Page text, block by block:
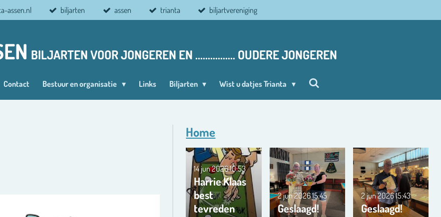
assen.nl biljarten assen trianta biljartvereniging
BILJARTEN VOOR JONGEREN EN ................ OUDERE JONGEREN
Contact Bestuur en organisatie Links Biljarten Wist u datjes Trianta
Home
Harrie Klaas
best
tevreden
14 jun 202610:53
Geslaagd!
2 jun 202615:45
Geslaagd!
2 jun 202615:43